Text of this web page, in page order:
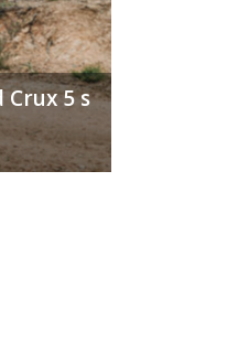
Crux 5 s